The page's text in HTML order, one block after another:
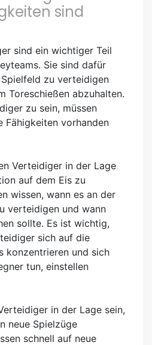
sind
sind ein wichtiger Teil
Sie sind dafür
zu verteidigen
Toreschießen abzuhalten.
zu sein, müssen
Fähigkeiten vorhanden
Verteidiger in der Lage
auf dem Eis zu
wissen, wann es an der
verteidigen und wann
sollte. Es ist wichtig,
sich auf die
konzentrieren und sich
tun, einstellen
in der Lage sein,
neue Spielzüge
schnell auf neue